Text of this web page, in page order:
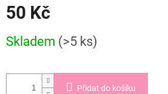
50 Kč
cena:
Skladem (>5 ks)
Přidat do košíku